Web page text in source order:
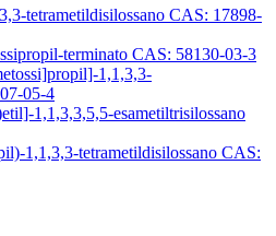
tetrametildisilossano CAS: 17898-
terminato CAS: 58130-03-3
1,1,3,3-
05-4
1,1,3,3,5,5-esametiltrisilossano
1,1,3,3-tetrametildisilossano CAS: